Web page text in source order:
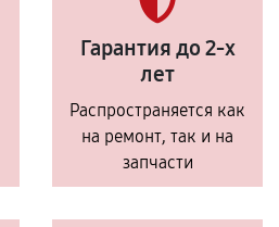
Гарантия до 2-х
лет
Распространяется как
на ремонт, так и на
запчасти